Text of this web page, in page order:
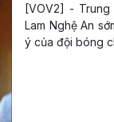
[VOV2] -
Lam Nghệ An
ý của đội bóng